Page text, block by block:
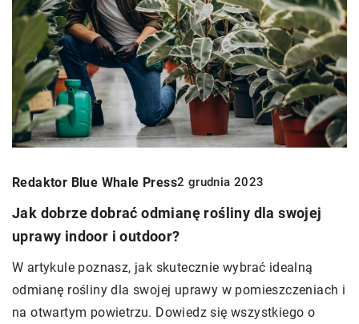
Redaktor Blue Whale Press2 grudnia 2023
Jak dobrze dobrać odmianę rośliny dla swojej
uprawy indoor i outdoor?
W artykule poznasz, jak skutecznie wybrać idealną
odmianę rośliny dla swojej uprawy w pomieszczeniach i
na otwartym powietrzu. Dowiedz się wszystkiego o